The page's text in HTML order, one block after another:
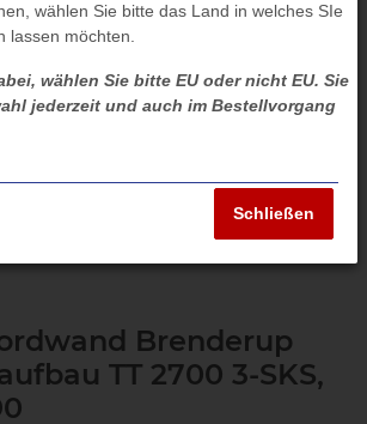
Brenderup
TT 2700 3-SKS,
wählen Sie bitte das Land in welches SIe
lassen möchten.
wählen Sie bitte EU oder nicht EU. Sie
jederzeit und auch im Bestellvorgang
Schließen